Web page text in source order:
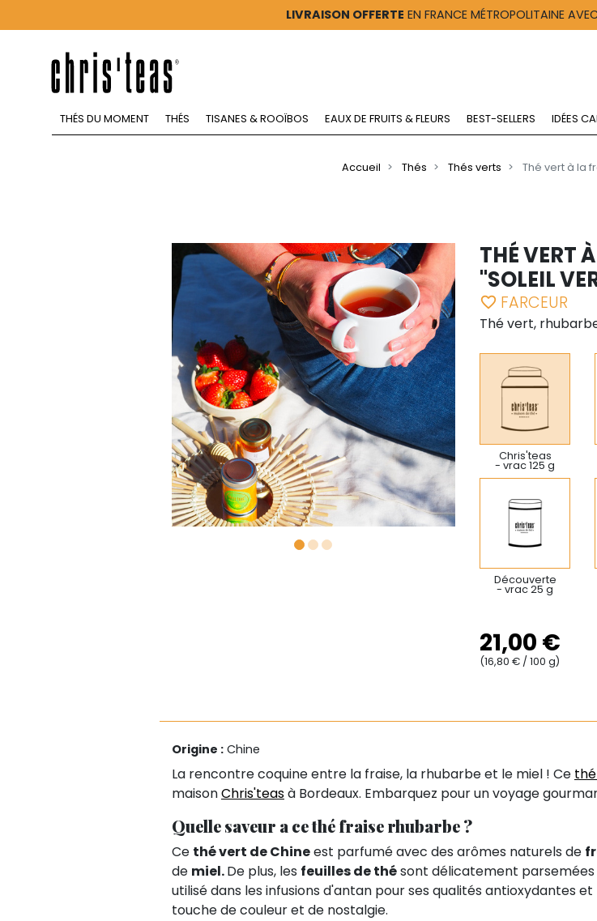
LIVRAISON OFFERTE EN FRANCE MÉTROPOLITAINE
THÉS DU MOMENT THÉS TISANES & ROOÏBOS EAUX DE FRUITS & FLEURS BEST-SELLERS IDÉES
Accueil Thés Thés verts Thé vert à la
THÉ VERT
"SOLEIL
favorite_border FARCEUR
Thé vert,
Chris'teas
- vrac 125 g
Découverte
- vrac 25 g
21,00 €
(16,80 € / 100 g)
Origine : Chine
La rencontre coquine entre la fraise, la rhubarbe et le miel ! Ce
maisonChris'teasà Bordeaux. Embarquez pour un voyage
Quelle saveur a ce thé fraise rhubarbe ?
Ce thé vert de Chineest parfumé avec des arômes naturels de
de miel.De plus, les feuilles de thésont délicatement parsemées
utilisé dans les infusions d'antan pour ses qualités antioxydantes
touche de couleur et de nostalgie.